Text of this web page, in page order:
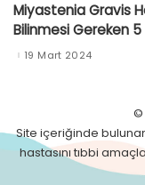
Miyastenia Gravis
Bilinmesi Gereken 5
19 Mart 2024
©
Site içeriğinde
hastasını tıbbi